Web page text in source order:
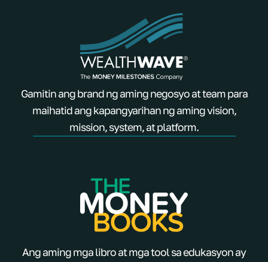
Gamitin ang brand ng aming negosyo at team para
maihatid ang kapangyarihan ng aming vision,
mission, system, at platform.
Ang aming mga libro at mga tool sa edukasyon ay